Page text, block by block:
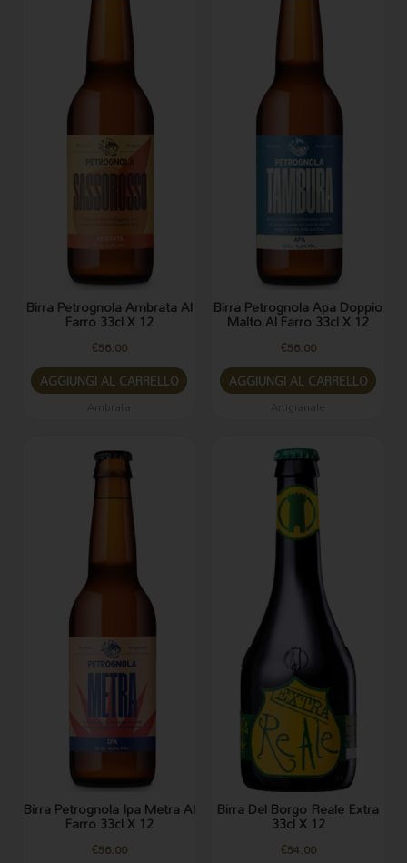
Birra Petrognola Ambrata Al
Farro 33cl X 12
€56.00
AGGIUNGI AL CARRELLO
Birra Petrognola Apa Doppio
Malto Al Farro 33cl X 12
€56.00
AGGIUNGI AL CARRELLO
Birra Petrognola Ipa Metra Al
Farro 33cl X 12
€56.00
Birra Del Borgo Reale Extra
33cl X 12
€54.00